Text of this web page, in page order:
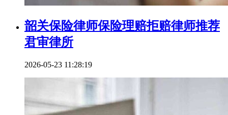
韶关保险律师保险理赔拒赔律师推荐
君审律所
2026-05-23 11:28:19